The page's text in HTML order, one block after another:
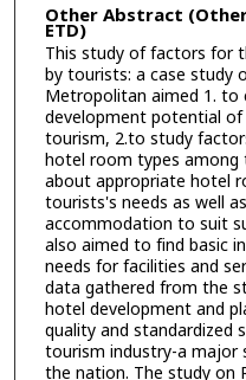
Other Abstract
ETD)
This study of factors for
by tourists: a case study
Metropolitan aimed 1. to
development potential
tourism, 2.to study
hotel room types
about appropriate hotel
tourists's needs as well
accommodation to suit
also aimed to find basic
needs for facilities and
data gathered from the
hotel development and
quality and standardized
tourism industry-a major
the nation. The study on